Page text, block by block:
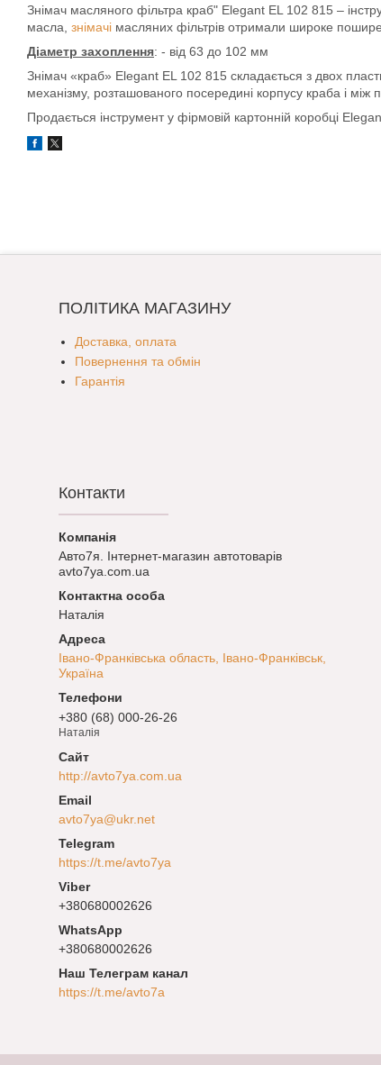
Знімач масляного фільтра краб" Elegant EL 102 815 –
масла, знімачі масляних фільтрів отримали широке
Діаметр захоплення: - від 63 до 102 мм
Знімач «краб» Elegant EL 102 815 складається з двох
механізму, розташованого посередині корпусу краба і
Продається інструмент у фірмовій картонній коробці
ПОЛІТИКА МАГАЗИНУ
Доставка, оплата
Повернення та обмін
Гарантія
Контакти
Авто7я. Інтернет-магазин автотоварів
avto7ya.com.ua
Наталія
Івано-Франківська область, Івано-Франківськ,
Україна
+380 (68) 000-26-26
Наталія
http://avto7ya.com.ua
avto7ya@ukr.net
https://t.me/avto7ya
+380680002626
+380680002626
Наш Телеграм канал
https://t.me/avto7a